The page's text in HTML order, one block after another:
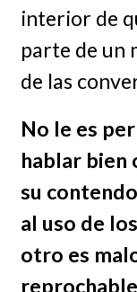
interior de
parte de un
de las
No le es
hablar bien
su
al uso de
otro es